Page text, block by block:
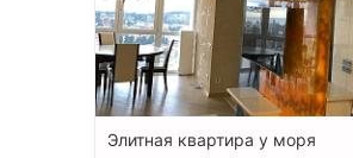
Элитная квартира у моря